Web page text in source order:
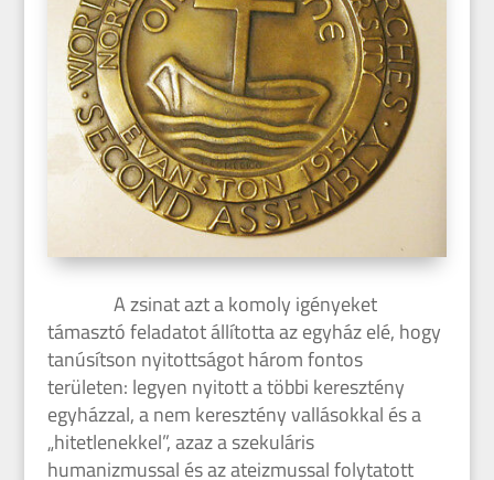
A zsinat azt a komoly igényeket
támasztó feladatot állította az egyház elé, hogy
tanúsítson nyitottságot három fontos
területen: legyen nyitott a többi keresztény
egyházzal, a nem keresztény vallásokkal és a
„hitetlenekkel”, azaz a szekuláris
humanizmussal és az ateizmussal folytatott